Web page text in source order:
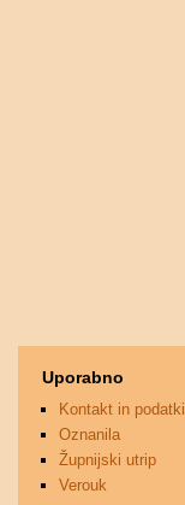
Uporabno
Kontakt in podatki
Oznanila
Župnijski utrip
Verouk